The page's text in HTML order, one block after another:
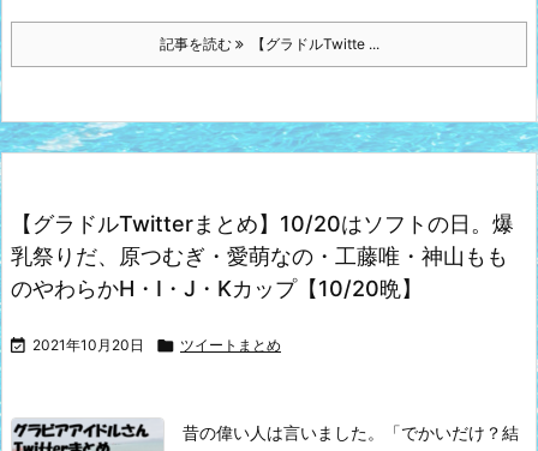
記事を読む 【グラドルTwitte ...
【グラドルTwitterまとめ】10/20はソフトの日。爆
乳祭りだ、原つむぎ・愛萌なの・工藤唯・神山もも
のやわらかH・I・J・Kカップ【10/20晩】
 2021年10月20日  ツイートまとめ
昔の偉い人は言いました。
「でかいだけ？結